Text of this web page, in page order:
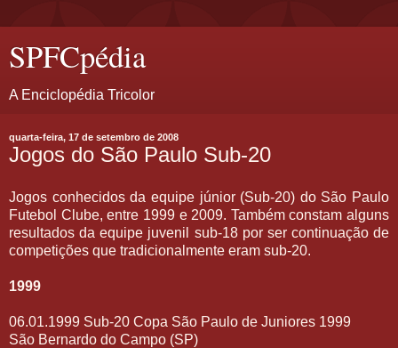
SPFCpédia
A Enciclopédia Tricolor
quarta-feira, 17 de setembro de 2008
Jogos do São Paulo Sub-20
Jogos conhecidos da equipe júnior (Sub-20) do São Paulo
Futebol Clube, entre 1999 e 2009. Também constam alguns
resultados da equipe juvenil sub-18 por ser continuação de
competições que tradicionalmente eram sub-20.
1999
06.01.1999 Sub-20 Copa São Paulo de Juniores 1999
São Bernardo do Campo (SP)